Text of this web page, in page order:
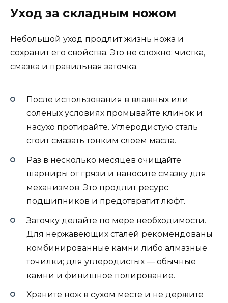
Уход за складным ножом
Небольшой уход продлит жизнь ножа и
сохранит его свойства. Это не сложно: чистка,
смазка и правильная заточка.
После использования в влажных или
солёных условиях промывайте клинок и
насухо протирайте. Углеродистую сталь
стоит смазать тонким слоем масла.
Раз в несколько месяцев очищайте
шарниры от грязи и наносите смазку для
механизмов. Это продлит ресурс
подшипников и предотвратит люфт.
Заточку делайте по мере необходимости.
Для нержавеющих сталей рекомендованы
комбинированные камни либо алмазные
точилки; для углеродистых — обычные
камни и финишное полирование.
Храните нож в сухом месте и не держите